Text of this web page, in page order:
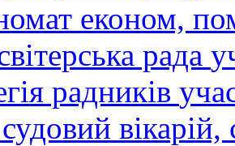
економ,
рада
радників
судовий вікарій,